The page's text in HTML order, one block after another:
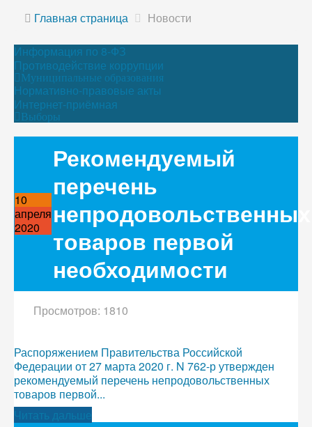
Главная страница Новости
Информация по 8-ФЗ
Противодействие коррупции
Муниципальные образования
Нормативно-правовые акты
Интернет-приёмная
Выборы
10
апреля
2020
Рекомендуемый
перечень
непродовольственных
товаров первой
необходимости
Просмотров: 1810
Распоряжением Правительства Российской
Федерации от 27 марта 2020 г. N 762-р утвержден
рекомендуемый перечень непродовольственных
товаров первой...
Читать дальше